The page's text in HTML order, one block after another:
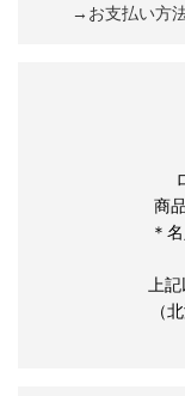
→お支払い方
商
＊
上
（